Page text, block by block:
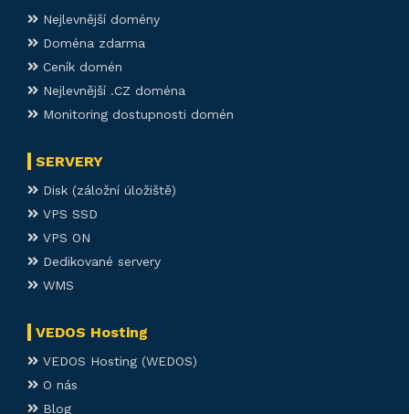
Nejlevnější domény
Doména zdarma
Ceník domén
Nejlevnější .CZ doména
Monitoring dostupnosti domén
SERVERY
Disk (záložní úložiště)
VPS SSD
VPS ON
Dedikované servery
WMS
VEDOS Hosting
VEDOS Hosting (WEDOS)
O nás
Blog